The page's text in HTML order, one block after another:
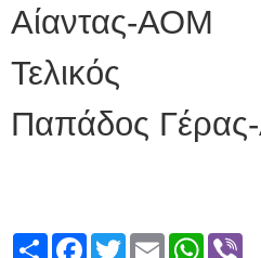
Τελικός
Παπάδος
ShareFacebook
TwitterEmail